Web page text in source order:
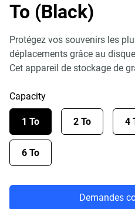
To (Black)
Protégez vos souvenirs les
déplacements grâce au
Cet appareil de stockage de
Capacity
1 To 2 To 4
6 To
Demandes